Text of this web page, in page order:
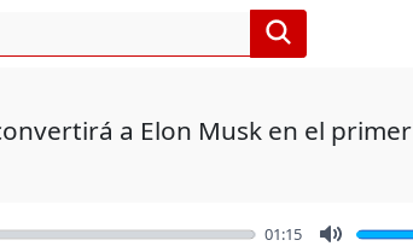
a Elon Musk en el primer
01:15